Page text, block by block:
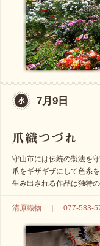
7月9日
守山市には伝統の製法を
爪をギザギザにして色糸
生み出される作品は独特
清原織物 ｜ 077-583-